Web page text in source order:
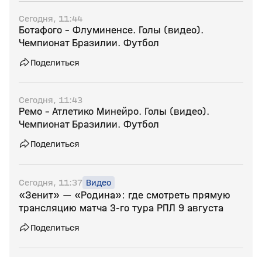
Сегодня, 11:44
Ботафого - Флуминенсе. Голы (видео).
Чемпионат Бразилии. Футбол
Поделиться
Сегодня, 11:43
Ремо - Атлетико Минейро. Голы (видео).
Чемпионат Бразилии. Футбол
Поделиться
Сегодня, 11:37 Видео
«Зенит» — «Родина»: где смотреть прямую
трансляцию матча 3‑го тура РПЛ 9 августа
Поделиться